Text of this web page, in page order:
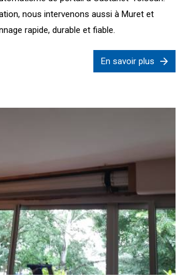
nous intervenons aussi à Muret et
rapide, durable et fiable.
En savoir plus